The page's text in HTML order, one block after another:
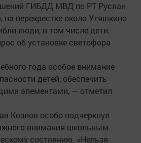
ГИБДД МВД по РТ Руслан
перекрестке около Утяшкино
люди, в том числе дети.
об установке светофора
года особое внимание
детей, обеспечить
элементами, — отметил
Козлов особо подчеркнул
внимания школьным
состоянию. «Нельзя